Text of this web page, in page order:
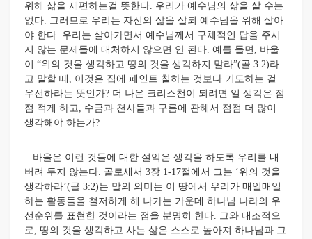
위해 삶을 재편하는걸 뜻한다. 우리가 예수님의 삶을 살 수는
없다. 그러므로 우리는 자신의 삶을 살되 예수님을 위해 살아
야 한다. 우리는 살아가면서 예수님께서 구체적인 답을 주시
지 않는 문제들에 대처하지 않으면 안 된다. 예를 들면, 바울
이 “위의 것을 생각하고 땅의 것을 생각하지 말라”(골 3:2)라
고 말할 때, 이것은 집에 페인트 칠하는 것보다 기도하는 걸
우선하라는 뜻인가? 더 나은 크리스천이 되려면 일 생각은 점
점 적게 하고, 수금과 천사들과 구름에 관해서 점점 더 많이
생각해야 하는가?
바울은 이런 것들에 대한 설익은 생각을 하도록 우리를 내
버려 두지 않는다. 골로새서 3장 1-17절에서 그는 ‘위의 것을
생각하라’(골 3:2)는 말의 의미는 이 땅에서 우리가 매일매일
하는 활동들을 철저하게 해 나가는 가운데 하나님 나라의 우
선순위를 표현한 것이라는 점을 분명히 한다. 그와 대조적으
로, 땅의 것을 생각하고 사는 삶은 스스로 높아져 하나님과 그